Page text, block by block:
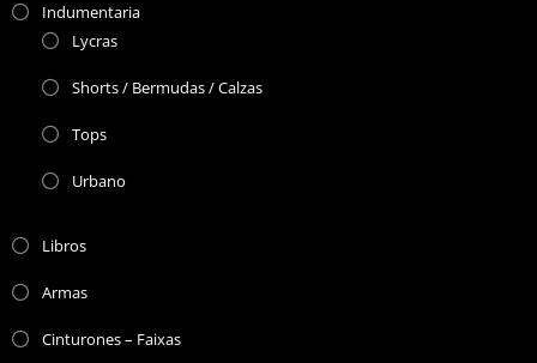
Indumentaria
Lycras
Shorts / Bermudas / Calzas
Tops
Urbano
Libros
Armas
Cinturones – Faixas